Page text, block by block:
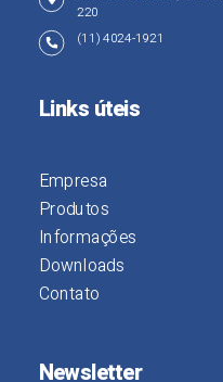
220
(11) 4024-1921
Links úteis
Empresa
Produtos
Informações
Downloads
Contato
Newsletter